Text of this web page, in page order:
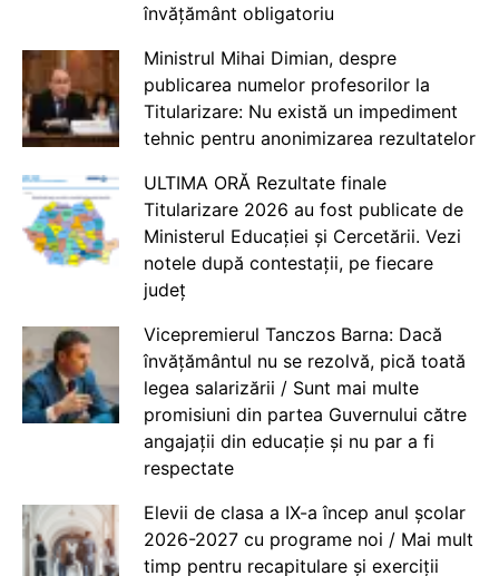
învățământ obligatoriu
Ministrul Mihai Dimian, despre
publicarea numelor profesorilor la
Titularizare: Nu există un impediment
tehnic pentru anonimizarea rezultatelor
ULTIMA ORĂ Rezultate finale
Titularizare 2026 au fost publicate de
Ministerul Educației și Cercetării. Vezi
notele după contestații, pe fiecare
județ
Vicepremierul Tanczos Barna: Dacă
învățământul nu se rezolvă, pică toată
legea salarizării / Sunt mai multe
promisiuni din partea Guvernului către
angajații din educație și nu par a fi
respectate
Elevii de clasa a IX-a încep anul școlar
2026-2027 cu programe noi / Mai mult
timp pentru recapitulare și exerciții